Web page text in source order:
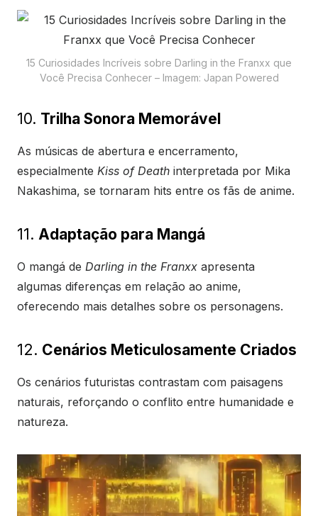
15 Curiosidades Incríveis sobre Darling in the Franxx que
Você Precisa Conhecer – Imagem: Japan Powered
10. Trilha Sonora Memorável
As músicas de abertura e encerramento,
especialmente Kiss of Death interpretada por Mika
Nakashima, se tornaram hits entre os fãs de anime.
11. Adaptação para Mangá
O mangá de Darling in the Franxx apresenta
algumas diferenças em relação ao anime,
oferecendo mais detalhes sobre os personagens.
12. Cenários Meticulosamente Criados
Os cenários futuristas contrastam com paisagens
naturais, reforçando o conflito entre humanidade e
natureza.